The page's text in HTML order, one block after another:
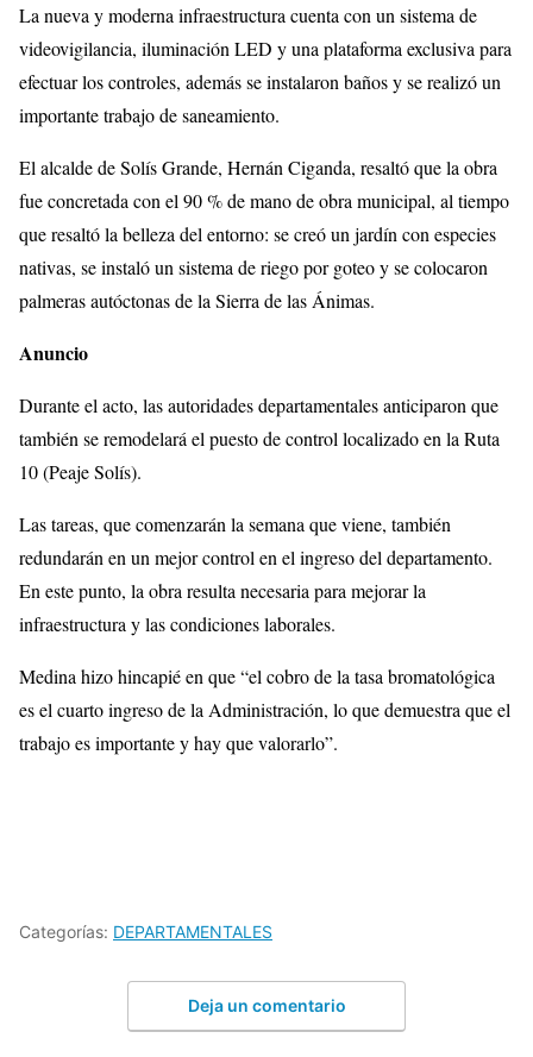
La nueva y moderna infraestructura cuenta con un sistema de
videovigilancia, iluminación LED y una plataforma exclusiva para
efectuar los controles, además se instalaron baños y se realizó un
importante trabajo de saneamiento.
El alcalde de Solís Grande, Hernán Ciganda, resaltó que la obra
fue concretada con el 90 % de mano de obra municipal, al tiempo
que resaltó la belleza del entorno: se creó un jardín con especies
nativas, se instaló un sistema de riego por goteo y se colocaron
palmeras autóctonas de la Sierra de las Ánimas.
Anuncio
Durante el acto, las autoridades departamentales anticiparon que
también se remodelará el puesto de control localizado en la Ruta
10 (Peaje Solís).
Las tareas, que comenzarán la semana que viene, también
redundarán en un mejor control en el ingreso del departamento.
En este punto, la obra resulta necesaria para mejorar la
infraestructura y las condiciones laborales.
Medina hizo hincapié en que “el cobro de la tasa bromatológica
es el cuarto ingreso de la Administración, lo que demuestra que el
trabajo es importante y hay que valorarlo”.
Categorías: DEPARTAMENTALES
Deja un comentario